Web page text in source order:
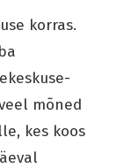
korras.
mõned
kes koos